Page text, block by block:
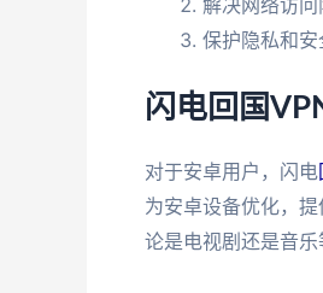
保护隐私和安
闪电回国
对于安卓用户，闪电
为安卓设备优化，
论是电视剧还是音乐